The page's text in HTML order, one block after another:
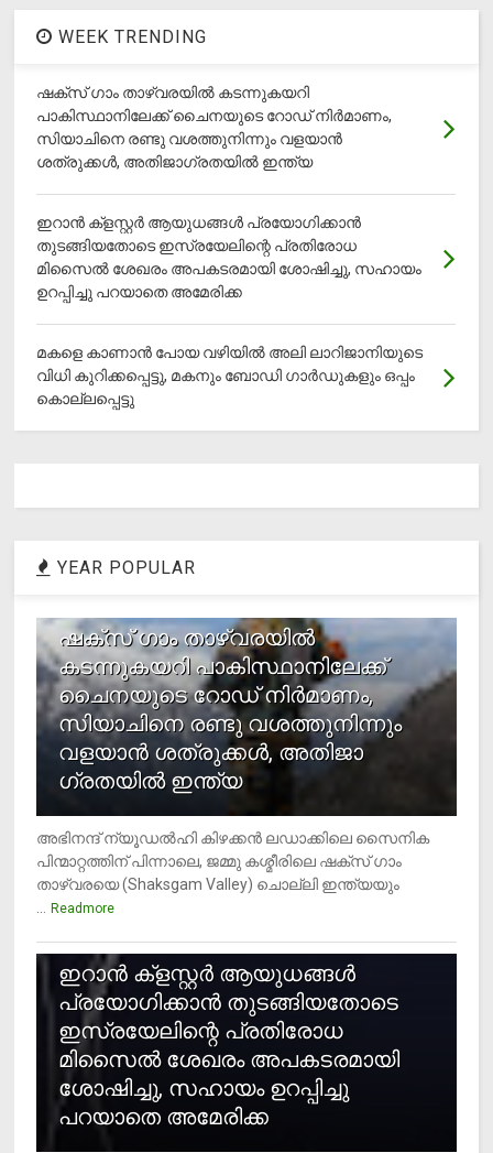
WEEK TRENDING
ഷക്സ് ​ഗാം താഴ്‌വരയിൽ കടന്നുകയറി
പാകിസ്ഥാനിലേക്ക് ചൈനയുടെ റോഡ് നിർമാണം,
സിയാചിനെ രണ്ടു വശത്തുനിന്നും വളയാൻ
ശത്രുക്കൾ, അതിജാ​ഗ്രതയിൽ ഇന്ത്യ
ഇറാന്‍ ക്‌ളസ്റ്റര്‍ ആയുധങ്ങള്‍ പ്രയോഗിക്കാന്‍
തുടങ്ങിയതോടെ ഇസ്രയേലിന്റെ പ്രതിരോധ
മിസൈല്‍ ശേഖരം അപകടരമായി ശോഷിച്ചു, സഹായം
ഉറപ്പിച്ചു പറയാതെ അമേരിക്ക
മകളെ കാണാന്‍ പോയ വഴിയില്‍ അലി ലാറിജാനിയുടെ
വിധി കുറിക്കപ്പെട്ടു, മകനും ബോഡി ഗാര്‍ഡുകളും ഒപ്പം
കൊല്ലപ്പെട്ടു
YEAR POPULAR
ഷക്സ് ​ഗാം താഴ്‌വരയിൽ
കടന്നുകയറി പാകിസ്ഥാനിലേക്ക്
ചൈനയുടെ റോഡ് നിർമാണം,
സിയാചിനെ രണ്ടു വശത്തുനിന്നും
വളയാൻ ശത്രുക്കൾ, അതിജാ​
ഗ്രതയിൽ ഇന്ത്യ
അഭിനന്ദ് ന്യൂഡൽഹി കിഴക്കൻ ലഡാക്കിലെ സൈനിക
പിന്മാറ്റത്തിന് പിന്നാലെ, ജമ്മു കശ്മീരിലെ ഷക്സ് ​ഗാം
താഴ്‌വരയെ (Shaksgam Valley) ചൊല്ലി ഇന്ത്യയും
... Readmore
ഇറാന്‍ ക്‌ളസ്റ്റര്‍ ആയുധങ്ങള്‍
പ്രയോഗിക്കാന്‍ തുടങ്ങിയതോടെ
ഇസ്രയേലിന്റെ പ്രതിരോധ
മിസൈല്‍ ശേഖരം അപകടരമായി
ശോഷിച്ചു, സഹായം ഉറപ്പിച്ചു
പറയാതെ അമേരിക്ക